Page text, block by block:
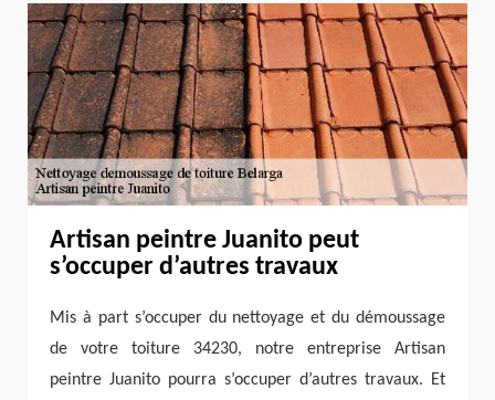
Artisan peintre Juanito peut
s’occuper d’autres travaux
Mis à part s’occuper du nettoyage et du démoussage
de votre toiture 34230, notre entreprise Artisan
peintre Juanito pourra s’occuper d’autres travaux. Et